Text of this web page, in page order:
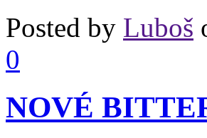
Posted by Luboš
0
NOVÉ